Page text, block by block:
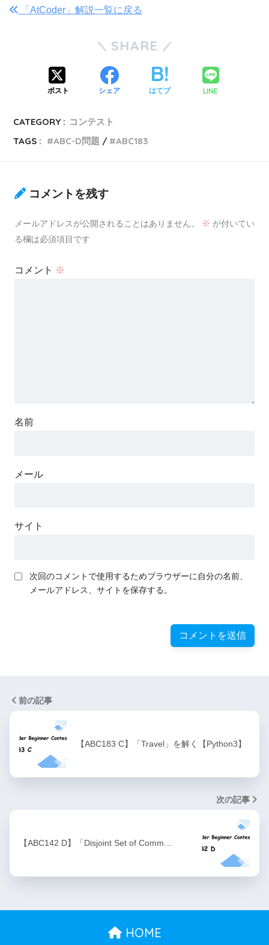
「AtCoder」解説一覧に戻る
SHARE
ポスト シェア はてブ LINE
CATEGORY : コンテスト
TAGS :
ABC-D問題 ABC183
コメントを残す
メールアドレスが公開されることはありません。 ※ が付いてい
る欄は必須項目です
コメント ※
名前
メール
サイト
次回のコメントで使用するためブラウザーに自分の名前、
メールアドレス、サイトを保存する。
前の記事
【ABC183 C】「Travel」を解く【Python3】
次の記事
【ABC142 D】「Disjoint Set of Comm…
HOME